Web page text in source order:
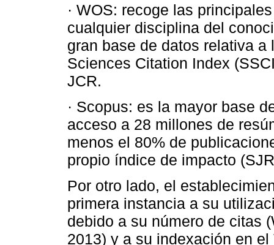
· WOS: recoge las
cualquier disciplina del
gran base de datos relativa
Sciences Citation Index
JCR.
· Scopus: es la mayor base
acceso a 28 millones de
menos el 80% de
propio índice de impacto
Por otro lado, el
primera instancia a su
debido a su número de citas
2013) y a su indexación en el